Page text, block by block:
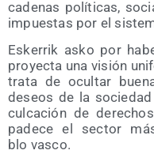
cade­nas polí­ti­cas,
impues­tas por el
Eske­rrik asko por
pro­yec­ta una visión
tra­ta de ocul­tar
deseos de la
cul­ca­ción de
pade­ce el sec­tor
blo vasco.